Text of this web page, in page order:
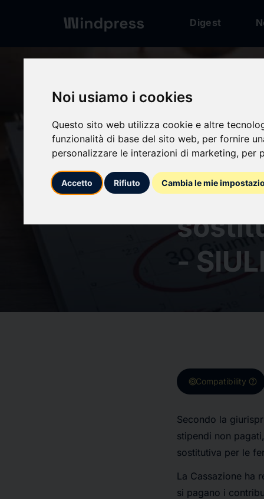
Noi usiamo i cookies
Questo sito web utilizza cookie e altre
funzionalità di base del sito web, per fornire
personalizzare le interazioni di marketing, per
Accetto Rifiuto Cambia le mie
Digest
calendar_today 12/05/2026
-
targetCompatibility help
Secondo la
stipendi non
sostitutiva per le
La Cassazione ha
si pagano i